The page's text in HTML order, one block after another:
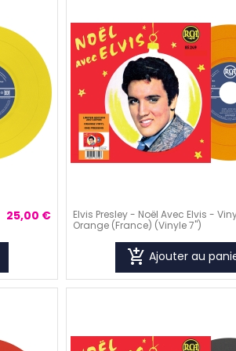
25,00 €
Elvis Presley - Noël Avec Elvis -
Orange (France) (Vinyle 7'')
add_shopping_cart Ajouter au